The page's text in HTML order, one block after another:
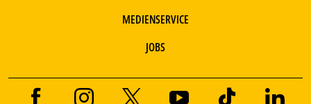
MEDIENSERVICE
JOBS